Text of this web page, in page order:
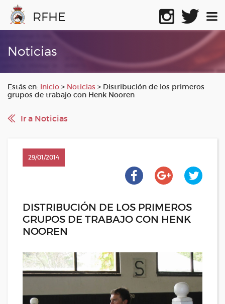
RFHE
Noticias
Estás en: Inicio > Noticias > Distribución de los primeros
grupos de trabajo con Henk Nooren
Ir a Noticias
29/01/2014
DISTRIBUCIÓN DE LOS PRIMEROS
GRUPOS DE TRABAJO CON HENK
NOOREN